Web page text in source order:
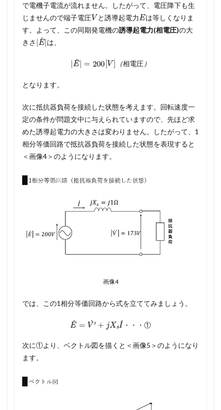
で電機子電流が流れません。したがって、電圧降下も生
じませんので端子電圧Vと誘導起電力 E は等しくなりま
す。よって、この同期発電機の誘導起電力(相電圧)の大
きさ |E˙は、
（ 相 電圧）
E˙|= V]（ 相電圧
となります。
次に抵抗器負荷を接続した状態を考えます。回転速度一
定の条件が問題文中に与えられていますので、先ほど求
めた誘導起電力の大きさは変わりません。したがって、1
相分等価回路で抵抗器負荷を接続した状態を表現すると
＜画像4＞のようになります。
画像4
では、この1相分等価回路から式を立ててみましょう。
E V′˙+ sI˙・ ①
次に①より、ベクトル図を描くと＜画像5＞のようになり
ます。